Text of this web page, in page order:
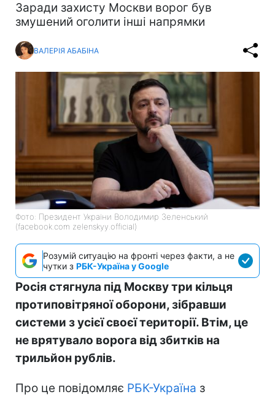
Заради захисту Москви ворог був
змушений оголити інші напрямки
ВАЛЕРІЯ АБАБІНА
Фото: Президент України Володимир Зеленський
(facebook.com zelenskyy.official)
Розумій ситуацію на фронті через факти, а не
чутки з РБК-Україна у Google
Росія стягнула під Москву три кільця
протиповітряної оборони, зібравши
системи з усієї своєї території. Втім, це
не врятувало ворога від збитків на
трильйон рублів.
Про це повідомляє РБК-Україна з